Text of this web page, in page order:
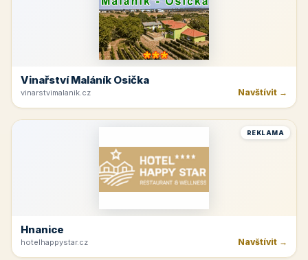
Vinařství Maláník Osička
vinarstvimalanik.cz Navštívit →
REKLAMA
Hnanice
hotelhappystar.cz Navštívit →